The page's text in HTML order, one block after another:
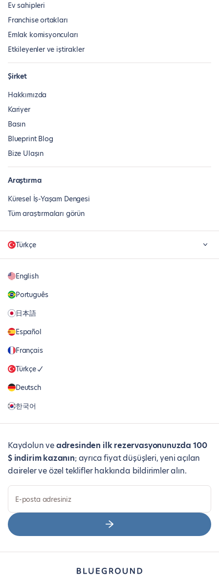
Ev sahipleri
Franchise ortakları
Emlak komisyoncuları
Etkileyenler ve iştirakler
Şirket
Hakkımızda
Kariyer
Basın
Blueprint Blog
Bize Ulaşın
Araştırma
Küresel İş-Yaşam Dengesi
Tüm araştırmaları görün
Türkçe
English
Português
日本語
Español
Français
Türkçe
Deutsch
한국어
Kaydolun veadresinden ilk rezervasyonunuzda 100
$ indirim kazanın; ayrıca fiyat düşüşleri, yeni açılan
daireler ve özel teklifler hakkında bildirimler alın.
E-posta adresiniz